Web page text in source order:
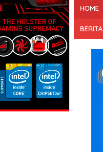
HOME
BERITA